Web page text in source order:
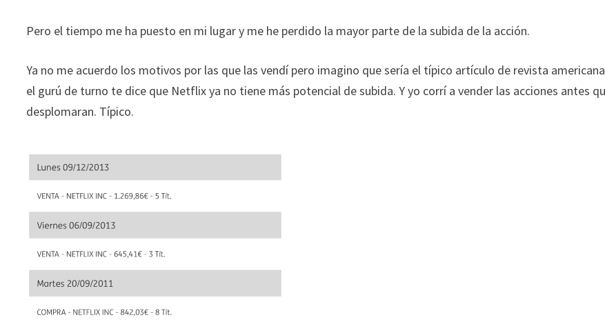
Pero el tiempo me ha puesto en mi lugar y me he perdido la mayor parte de la subida de la acción.
Ya no me acuerdo los motivos por las que las vendí pero imagino que sería el típico artículo de revista
el gurú de turno te dice que Netflix ya no tiene más potencial de subida. Y yo corrí a vender las acciones antes
desplomaran. Típico.
personalizados.